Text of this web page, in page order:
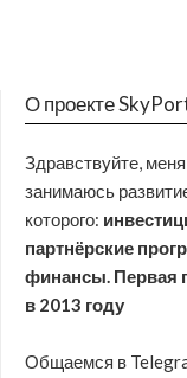
О проекте
Здравствуйте,
занимаюсь
которого:
партнёрские
финансы. Первая
в 2013 году
Общаемся в